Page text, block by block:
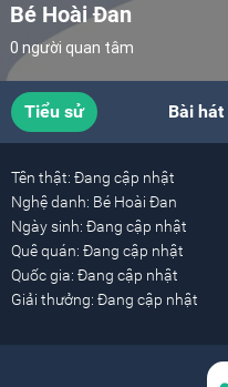
Bé Hoài Đan
0 người quan tâm
Tiểu sử Bài hát
Tên thật: Đang cập nhật
Nghệ danh: Bé Hoài Đan
Ngày sinh: Đang cập nhật
Quê quán: Đang cập nhật
Quốc gia: Đang cập nhật
Giải thưởng: Đang cập nhật